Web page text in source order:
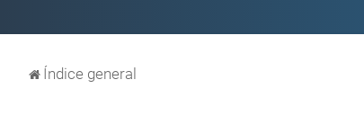
Índice general